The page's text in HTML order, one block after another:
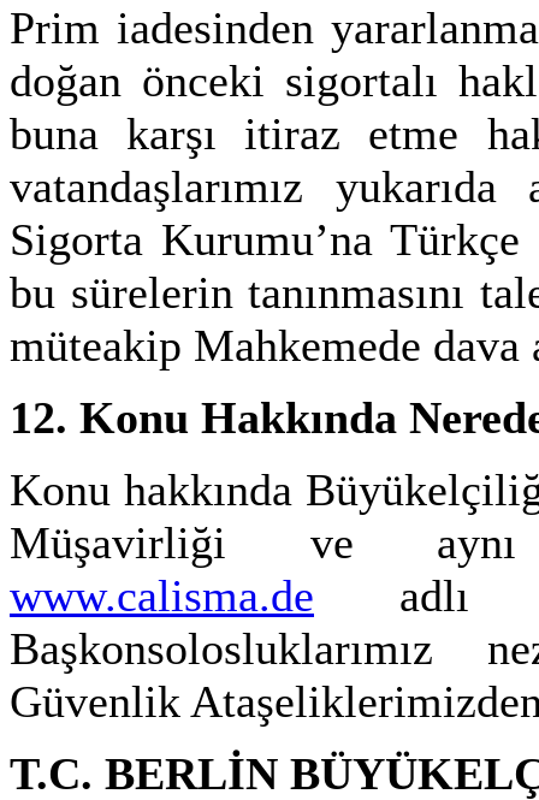
Prim iadesinden
doğan önceki sigortalı
buna karşı itiraz etme
vatandaşlarımız
Sigorta Kurumu’na
bu sürelerin tanınmasını
müteakip Mahkemede
12. Konu Hakkında
Konu hakkında
Müşavirliği ve aynı
www.calisma.de adlı
Başkonsolosluklarımız
Güvenlik
T.C. BERLİN